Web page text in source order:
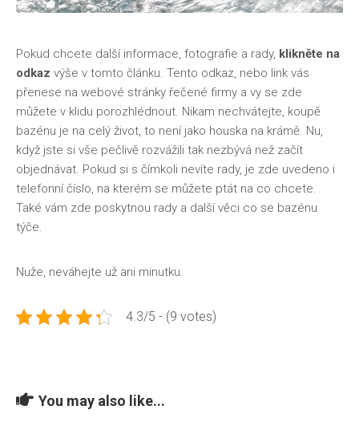
Pokud chcete další informace, fotografie a rady, klikněte na
odkaz výše v tomto článku. Tento odkaz, nebo link vás
přenese na webové stránky řečené firmy a vy se zde
můžete v klidu porozhlédnout. Nikam nechvátejte, koupě
bazénu je na celý život, to není jako houska na krámě. Nu,
když jste si vše pečlivě rozvážili tak nezbývá než začít
objednávat. Pokud si s čímkoli nevíte rady, je zde uvedeno i
telefonní číslo, na kterém se můžete ptát na co chcete.
Také vám zde poskytnou rady a další věci co se bazénu
týče.
Nuže, neváhejte už ani minutku.
4.3/5 - (9 votes)
You may also like...